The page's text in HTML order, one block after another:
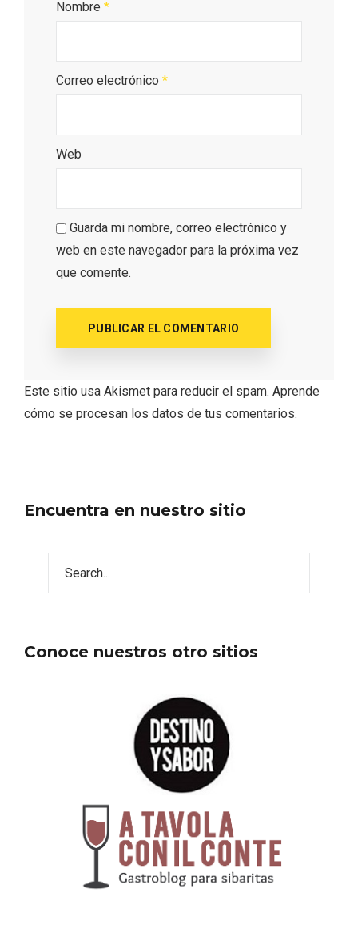
Nombre *
Correo electrónico *
Web
Guarda mi nombre, correo electrónico y
web en este navegador para la próxima vez
que comente.
Este sitio usa Akismet para reducir el spam. Aprende
cómo se procesan los datos de tus comentarios.
Encuentra en nuestro sitio
Conoce nuestros otro sitios
IV Edición del Festival de Narración Oral,
Memoria, Tierra y Voz
Enoturismo visitando la Bodega Museo
La Olmilla, en Peñafiel